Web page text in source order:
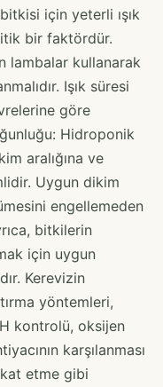
için yeterli ışık
bir faktördür.
lambalar kullanarak
Işık süresi
göre
Hidroponik
aralığına ve
Uygun dikim
engellemeden
bitkilerin
için uygun
Kerevizin
yöntemleri,
kontrolü, oksijen
karşılanması
etme gibi